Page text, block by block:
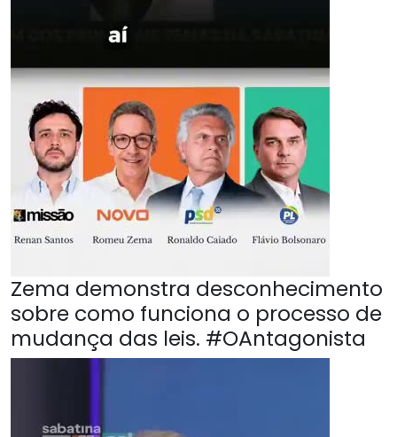
Zema demonstra desconhecimento
sobre como funciona o processo de
mudança das leis. #OAntagonista